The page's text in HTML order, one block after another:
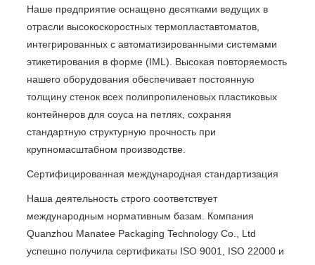
Наше предприятие оснащено десятками ведущих в
отрасли высокоскоростных термопластавтоматов,
интегрированных с автоматизированными системами
этикетирования в форме (IML). Высокая повторяемость
нашего оборудования обеспечивает постоянную
толщину стенок всех полипропиленовых пластиковых
контейнеров для соуса на петлях, сохраняя
стандартную структурную прочность при
крупномасштабном производстве.
Сертифицированная международная стандартизация
Наша деятельность строго соответствует
международным нормативным базам. Компания
Quanzhou Manatee Packaging Technology Co., Ltd
успешно получила сертификаты ISO 9001, ISO 22000 и